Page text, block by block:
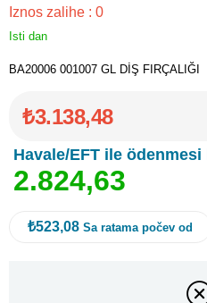
Iznos zalihe : 0
Isti dan
BA20006 001007 GL DİŞ FIRÇALIĞI
₺3.138,48
Havale/EFT ile
2.824,63
₺523,08 Sa ratama počev od